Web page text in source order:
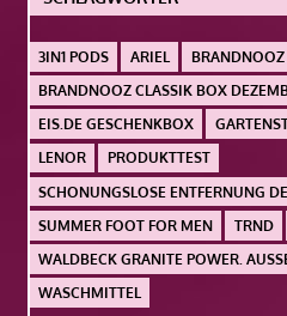
3IN1 PODS ARIEL
BRANDNOOZ
BRANDNOOZ CLASSIK BOX
EIS.DE GESCHENKBOX
LENOR
PRODUKTTEST
SCHONUNGSLOSE ENTFERNUNG
SUMMER FOOT FOR MEN
TRND
WALDBECK GRANITE POWER.
WASCHMITTEL